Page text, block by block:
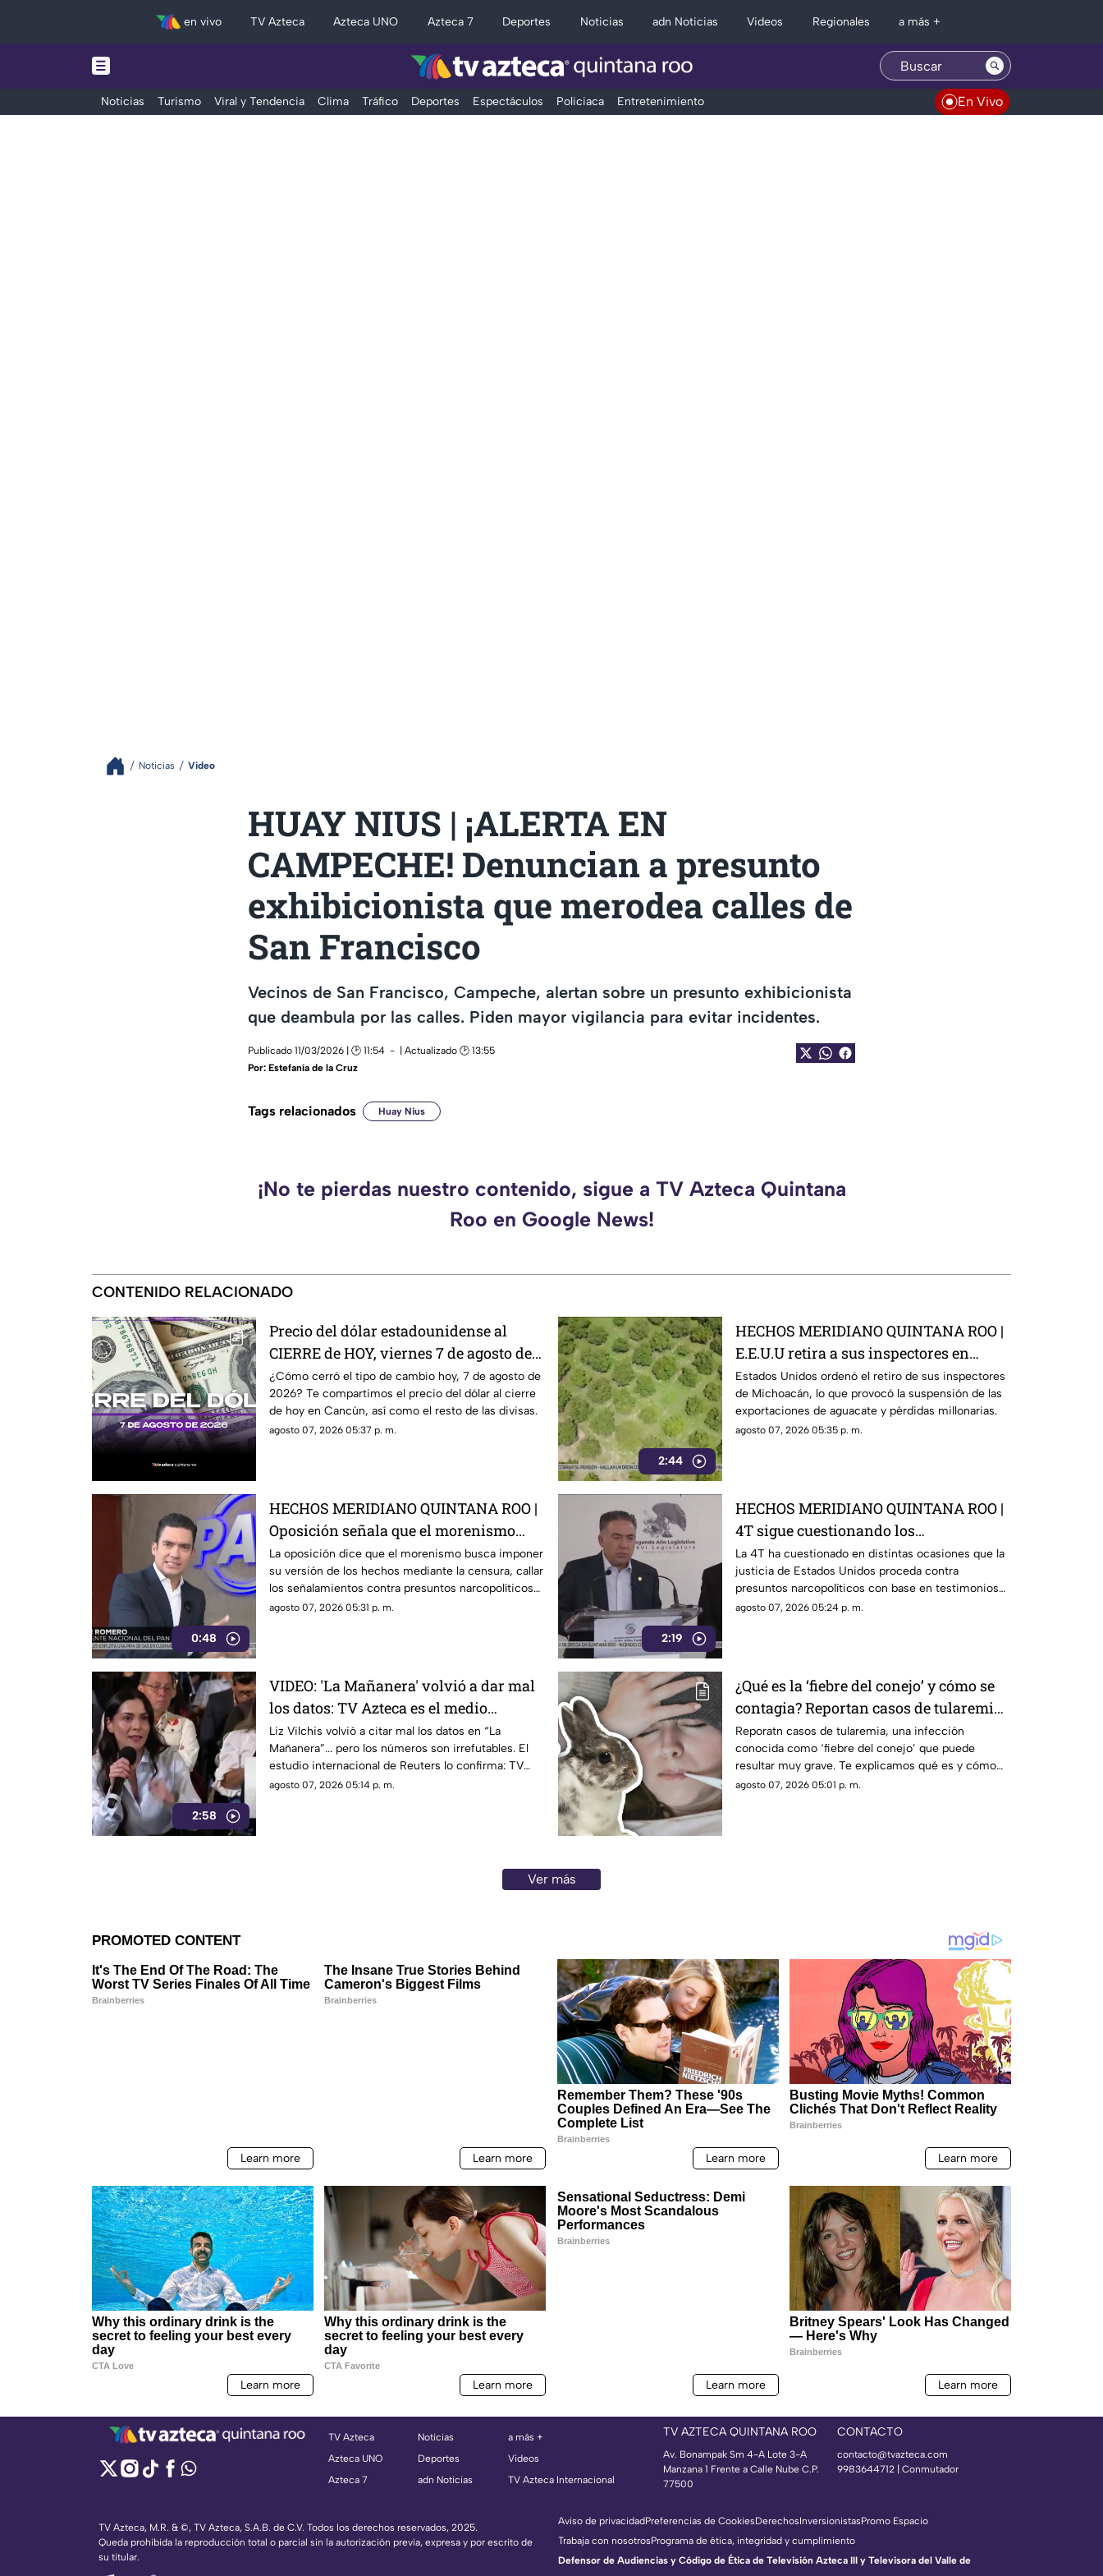
en vivo TV Azteca Azteca UNO Azteca 7 Deportes Noticias adn Noticias Videos Regionales a más +
Noticias Turismo Viral y Tendencia Clima Tráfico Deportes Espectáculos Policiaca Entretenimiento En Vivo
Noticias Video
HUAY NIUS | ¡ALERTA EN
CAMPECHE! Denuncian a presunto
exhibicionista que merodea calles de
San Francisco
Vecinos de San Francisco, Campeche, alertan sobre un presunto exhibicionista
que deambula por las calles. Piden mayor vigilancia para evitar incidentes.
Publicado 11/03/2026 | 🕑 11:54
| Actualizado 🕑 13:55
Por: Estefanía de la Cruz
Tags relacionados Huay Nius
¡No te pierdas nuestro contenido, sigue a TV Azteca Quintana
Roo en Google News!
CONTENIDO RELACIONADO
Precio del dólar estadounidense al
CIERRE de HOY, viernes 7 de agosto de
2026, en Cancún
¿Cómo cerró el tipo de cambio hoy, 7 de agosto de
2026? Te compartimos el precio del dólar al cierre
de hoy en Cancún, así como el resto de las divisas.
agosto 07, 2026 05:37 p. m.
2:44
HECHOS MERIDIANO QUINTANA ROO |
E.E.U.U retira a sus inspectores en
Michoacán y provocá la suspensión de
exportaciones de aguacate
Estados Unidos ordenó el retiro de sus inspectores
de Michoacán, lo que provocó la suspensión de las
exportaciones de aguacate y pérdidas millonarias.
agosto 07, 2026 05:35 p. m.
0:48
HECHOS MERIDIANO QUINTANA ROO |
Oposición señala que el morenismo
quiere imponer su versión de los
hechos usando la censura
La oposición dice que el morenismo busca imponer
su versión de los hechos mediante la censura, callar
los señalamientos contra presuntos narcopolíticos
de la 4T y presentar a la oposición como la villana.
agosto 07, 2026 05:31 p. m.
2:19
HECHOS MERIDIANO QUINTANA ROO |
4T sigue cuestionando los
señalamientos de E.E.U.U contra
narc0polít1c0s como Rocha Moya
La 4T ha cuestionado en distintas ocasiones que la
justicia de Estados Unidos proceda contra
presuntos narcopolíticos con base en testimonios
de testigos protegidos, un mecanismo que
agosto 07, 2026 05:24 p. m.
2:58
VIDEO: 'La Mañanera' volvió a dar mal
los datos: TV Azteca es el medio
tradicional con mayor alcance y
credibilidad de México
Liz Vilchis volvió a citar mal los datos en “La
Mañanera”... pero los números son irrefutables. El
estudio internacional de Reuters lo confirma: TV
Azteca es el medio tradicional con mayor alcance y
agosto 07, 2026 05:14 p. m.
¿Qué es la ‘fiebre del conejo’ y cómo se
contagia? Reportan casos de tularemia
y genera alerta en la población
Reporatn casos de tularemia, una infección
conocida como ‘fiebre del conejo’ que puede
resultar muy grave. Te explicamos qué es y cómo
se contagia.
agosto 07, 2026 05:01 p. m.
Ver más
TV Azteca
Azteca UNO
Azteca 7
Noticias
Deportes
adn Noticias
a más +
Videos
TV Azteca Internacional
TV AZTECA QUINTANA ROO
Av. Bonampak Sm 4-A Lote 3-A
Manzana 1 Frente a Calle Nube C.P.
77500
CONTACTO
contacto@tvazteca.com
9983644712 | Conmutador
TV Azteca, M.R. & ©, TV Azteca, S.A.B. de C.V. Todos los derechos reservados, 2025.
Queda prohibida la reproducción total o parcial sin la autorización previa, expresa y por escrito de
su titular.
Aviso de privacidadPreferencias de CookiesDerechosInversionistasPromo Espacio
Trabaja con nosotrosPrograma de ética, integridad y cumplimiento
Defensor de Audiencias y Código de Ética de Televisión Azteca III y Televisora del Valle de